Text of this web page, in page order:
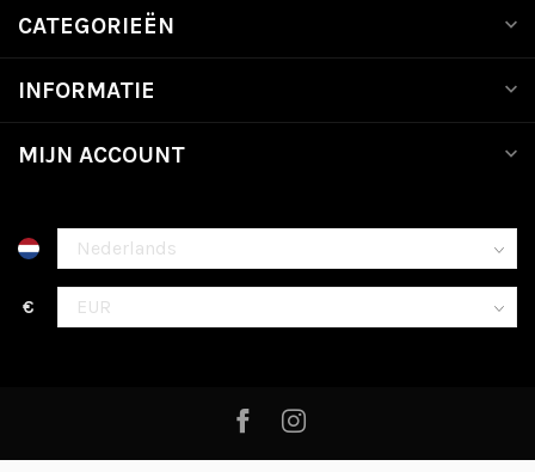
CATEGORIEËN
INFORMATIE
MIJN ACCOUNT
€